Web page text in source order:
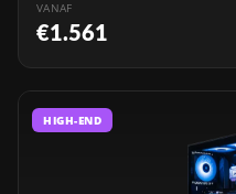
VANAF
€1.561
HIGH-END